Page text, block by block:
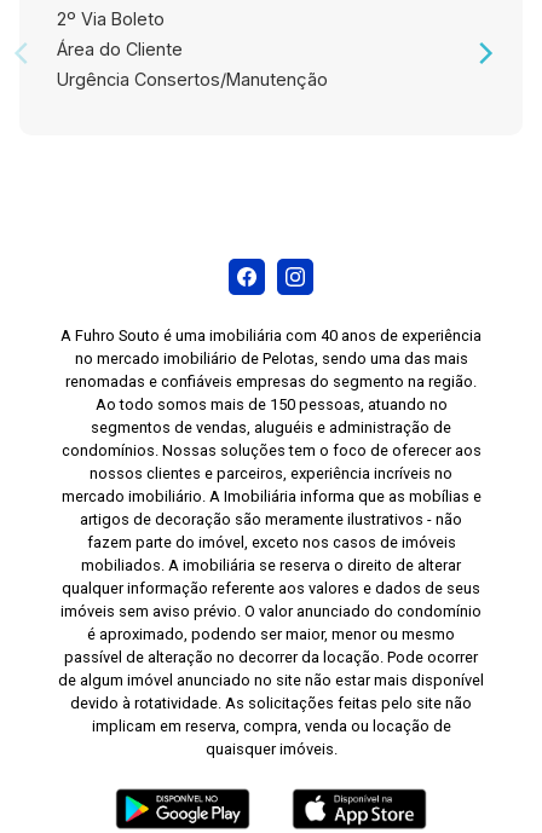
2º Via Boleto
Área do Cliente
Urgência Consertos/Manutenção
A Fuhro Souto é uma imobiliária com 40 anos de experiência
no mercado imobiliário de Pelotas, sendo uma das mais
renomadas e confiáveis empresas do segmento na região.
Ao todo somos mais de 150 pessoas, atuando no
segmentos de vendas, aluguéis e administração de
condomínios. Nossas soluções tem o foco de oferecer aos
nossos clientes e parceiros, experiência incríveis no
mercado imobiliário. A Imobiliária informa que as mobílias e
artigos de decoração são meramente ilustrativos - não
fazem parte do imóvel, exceto nos casos de imóveis
mobiliados. A imobiliária se reserva o direito de alterar
qualquer informação referente aos valores e dados de seus
imóveis sem aviso prévio. O valor anunciado do condomínio
é aproximado, podendo ser maior, menor ou mesmo
passível de alteração no decorrer da locação. Pode ocorrer
de algum imóvel anunciado no site não estar mais disponível
devido à rotatividade. As solicitações feitas pelo site não
implicam em reserva, compra, venda ou locação de
quaisquer imóveis.